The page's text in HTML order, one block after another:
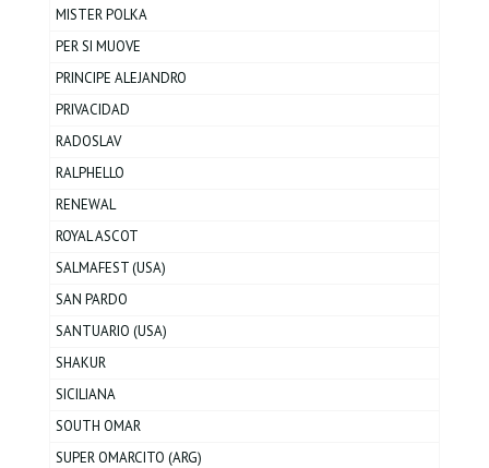
MISTER POLKA
PER SI MUOVE
PRINCIPE ALEJANDRO
PRIVACIDAD
RADOSLAV
RALPHELLO
RENEWAL
ROYAL ASCOT
SALMAFEST (USA)
SAN PARDO
SANTUARIO (USA)
SHAKUR
SICILIANA
SOUTH OMAR
SUPER OMARCITO (ARG)